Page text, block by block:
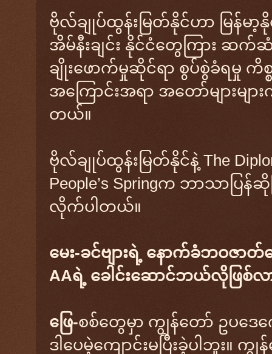
ဗိုလ်ချုပ်ထွန်းမြတ်နိုင်ဟာ မြန်မာ့နို
အိမ်နီးချင်း နိုင်ငံတွေကြား ဆက်
ချိုးဖောက်မှုဆိုင်ရာ စွပ်စွဲခံရမှု ကိ
အကြောင်းအရာ အတော်များမျာ
တယ်။
ဗိုလ်ချုပ်ထွန်းမြတ်နိုင်နဲ့ The
People’s Springက ဘာသာပြန်ဆို
လိုက်ပါတယ်။
မေး-ခင်ဗျားရဲ့ နောက်ခံဘဝဇာတ်က
AAရဲ့ ခေါင်းဆောင်ဘယ်လိုဖြစ်
ဖြေ-စစ်တွေမှာ ကျွန်တော် ဥပဒေ
ဒါပေမဲ့ကျောင်းမပြီးခဲ့ပါဘူး။ က